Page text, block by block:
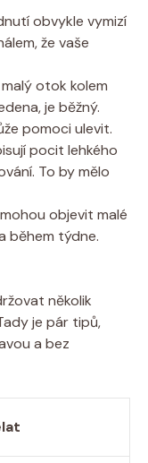
obvykle vymizí
že vaše
otok kolem
je běžný.
pomoci ulevit.
pocit lehkého
To by mělo
objevit malé
během týdne.
několik
je pár tipů,
a bez